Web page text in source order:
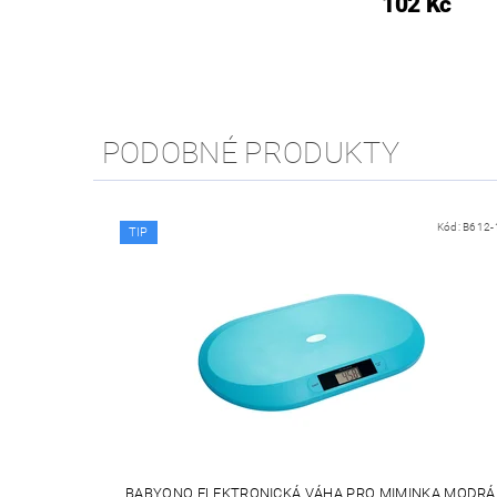
PODOBNÉ PRODUKTY
TIP Kód: B612-1
BABYONO ELEKTRONICKÁ VÁHA PRO MIMINKA MODRÁ